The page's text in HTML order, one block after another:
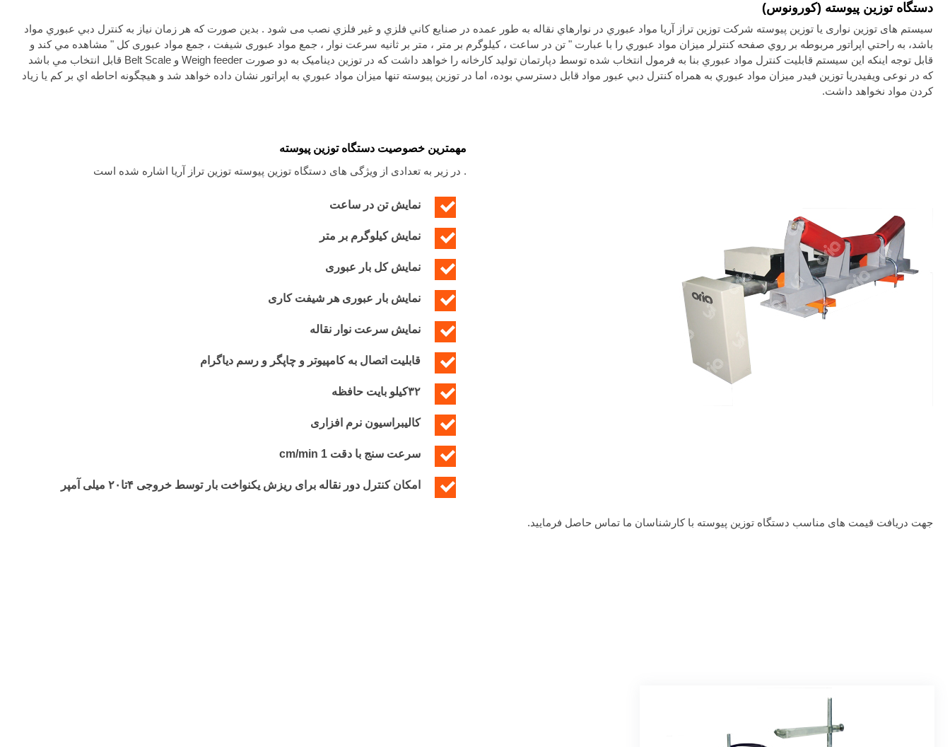
دستگاه توزین پیوسته (کورونوس)
سیستم های توزین نواری یا توزين پيوسته شرکت توزین تراز آریا مواد عبوري در نوارهاي نقاله به طور عمده در صنايع کاني فلزي و غير فلزي نصب می شود . بدين صورت که هر زمان نياز به کنترل دبي عبوري مواد
باشد، به راحتي اپراتور مربوطه بر روي صفحه کنترلر ميزان مواد عبوري را با عبارت " تن در ساعت ، کیلوگرم بر متر ، متر بر ثانیه سرعت نوار ، جمع مواد عبوری شیفت ، جمع مواد عبوری کل " مشاهده مي کند و
قابل توجه اينکه اين سيستم قابليت کنترل مواد عبوري بنا به فرمول انتخاب شده توسط دپارتمان توليد کارخانه را خواهد داشت که در توزين ديناميک به دو صورت Weigh feeder و Belt Scale قابل انتخاب مي باشد
که در نوعی ویفیدریا توزین فیدر ميزان مواد عبوري به همراه کنترل دبي عبور مواد قابل دسترسي بوده، اما در توزین پیوسته تنها ميزان مواد عبوري به اپراتور نشان داده خواهد شد و هيچگونه احاطه اي بر کم يا زياد
کردن مواد نخواهد داشت.
مهمترین خصوصیت دستگاه توزین پیوسته
. در زیر به تعدادی از ویژگی های دستگاه توزین پیوسته توزین تراز آریا اشاره شده است
نمایش تن در ساعت
نمایش کیلوگرم بر متر
نمایش کل بار عبوری
نمایش بار عبوری هر شیفت کاری
نمایش سرعت نوار نقاله
قابلیت اتصال به کامپیوتر و چاپگر و رسم دیاگرام
۳۲کیلو بایت حافظه
کالیبراسیون نرم افزاری
سرعت سنج با دقت cm/min 1
امکان کنترل دور نقاله برای ریزش یکنواخت بار توسط خروجی ۴تا۲۰ میلی آمپر
جهت دریافت قیمت های مناسب دستگاه توزین پیوسته با کارشناسان ما تماس حاصل فرمایید.